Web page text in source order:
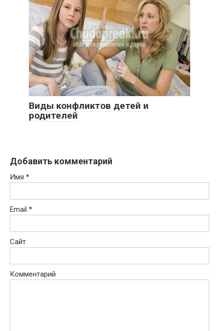
Виды конфликтов детей и
родителей
Добавить комментарий
Имя *
Email *
Сайт
Комментарий